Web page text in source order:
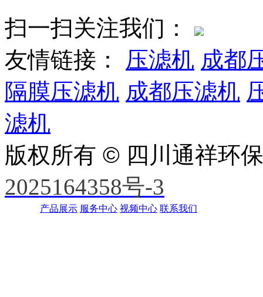
扫一扫关注我们：
友情链接：
压滤机 成都
隔膜压滤机 成都压滤机
滤机
版权所有 © 四川通祥环
2025164358号-3
产品展示 服务中心 视频中心 联系我们